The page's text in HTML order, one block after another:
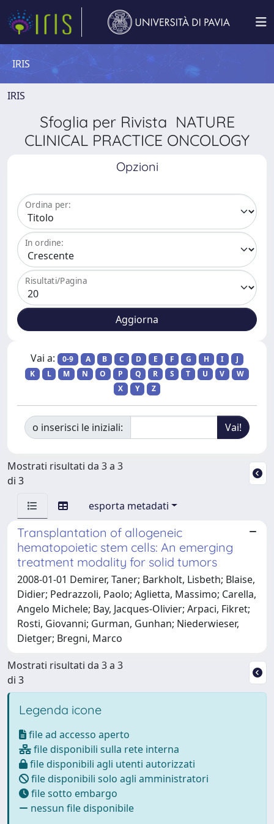
IRIS
IRIS
Sfoglia per Rivista NATURE
CLINICAL PRACTICE ONCOLOGY
Opzioni
Ordina per:
In ordine:
Risultati/Pagina
Vai a: 0-9 A B C D E F G H I
J
K
L M N O P Q R S T U V
W
X
Y Z
o inserisci le iniziali:
Mostrati risultati da 3 a 3
di 3
esporta metadati
Transplantation of allogeneic
hematopoietic stem cells: An emerging
treatment modality for solid tumors
2008-01-01 Demirer, Taner; Barkholt, Lisbeth; Blaise,
Didier; Pedrazzoli, Paolo; Aglietta, Massimo; Carella,
Angelo Michele; Bay, Jacques-Olivier; Arpaci, Fikret;
Rosti, Giovanni; Gurman, Gunhan; Niederwieser,
Dietger; Bregni, Marco
Mostrati risultati da 3 a 3
di 3
Legenda icone
file ad accesso aperto
file disponibili sulla rete interna
file disponibili agli utenti autorizzati
file disponibili solo agli amministratori
file sotto embargo
nessun file disponibile